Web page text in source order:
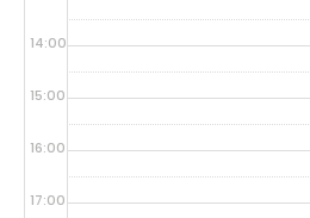
14:00
15:00
16:00
17:00